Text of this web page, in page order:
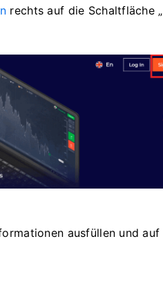
rechts auf die Schaltfläche „
ausfüllen und auf